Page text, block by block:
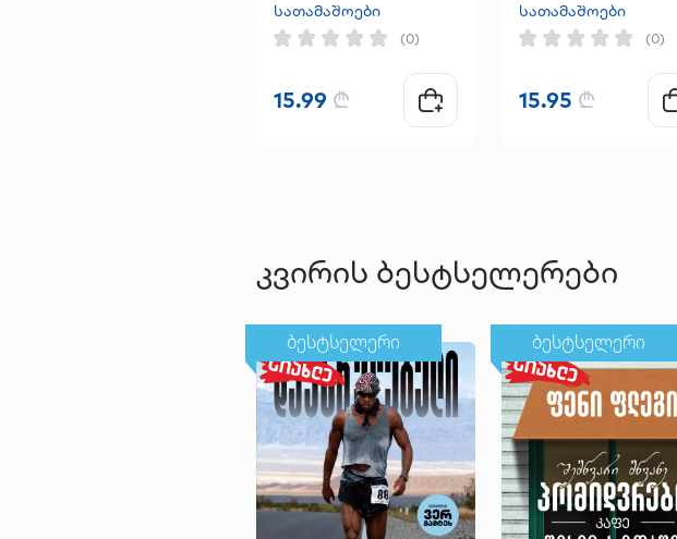
სათამაშოები
(0)
15.99 ₾
სათამაშოები
(0)
15.95 ₾
კვირის ბესტსელერები
ბესტსელერი ბესტსელერი